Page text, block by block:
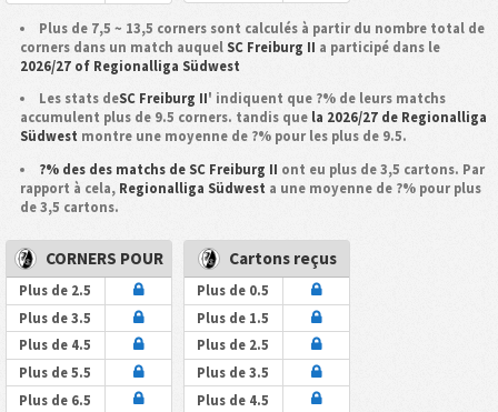
Plus de 7,5 ~ 13,5 corners sont calculés à partir du nombre total de
corners dans un match auquel SC Freiburg II a participé dans le
2026/27 of Regionalliga Südwest
Les stats deSC Freiburg II' indiquent que ?% de leurs matchs
accumulent plus de 9.5 corners. tandis que la 2026/27 de Regionalliga
Südwestmontre une moyenne de ?% pour les plus de 9.5.
?% des des matchs de SC Freiburg II ont eu plus de 3,5 cartons. Par
rapport à cela, Regionalliga Südwest a une moyenne de ?% pour plus
de 3,5 cartons.
CORNERS POUR
Plus de 2.5
Plus de 3.5
Plus de 4.5
Plus de 5.5
Plus de 6.5
Cartons reçus
Plus de 0.5
Plus de 1.5
Plus de 2.5
Plus de 3.5
Plus de 4.5